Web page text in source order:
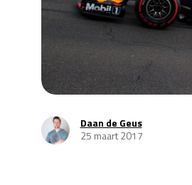
Daan de Geus
25 maart 2017